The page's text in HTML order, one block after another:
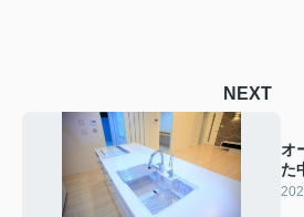
NEXT
オ
た
い